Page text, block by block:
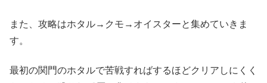
また、攻略はホタル→クモ→オイスターと集めていきま
す。
最初の関門のホタルで苦戦すればするほどクリアしにくく